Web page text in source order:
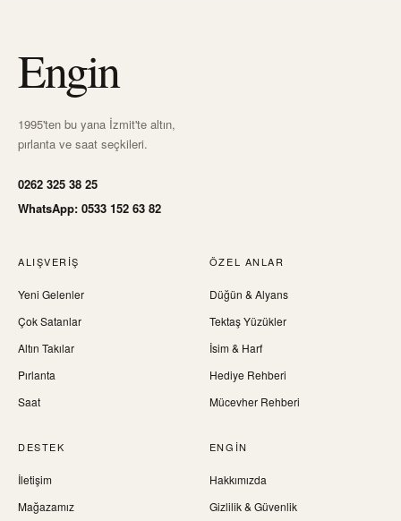
Engin
1995'ten bu yana İzmit'te altın,
pırlanta ve saat seçkileri.
0262 325 38 25
WhatsApp: 0533 152 63 82
ALIŞVERIŞ
Yeni Gelenler
Çok Satanlar
Altın Takılar
Pırlanta
Saat
ÖZEL ANLAR
Düğün & Alyans
Tektaş Yüzükler
İsim & Harf
Hediye Rehberi
Mücevher Rehberi
DESTEK
İletişim
Mağazamız
ENGIN
Hakkımızda
Gizlilik & Güvenlik